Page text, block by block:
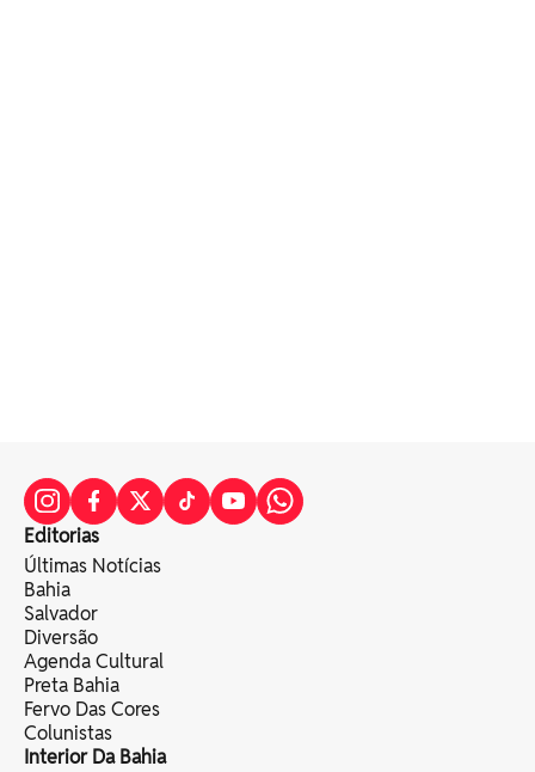
Editorias
Últimas Notícias
Bahia
Salvador
Diversão
Agenda Cultural
Preta Bahia
Fervo Das Cores
Colunistas
Interior Da Bahia